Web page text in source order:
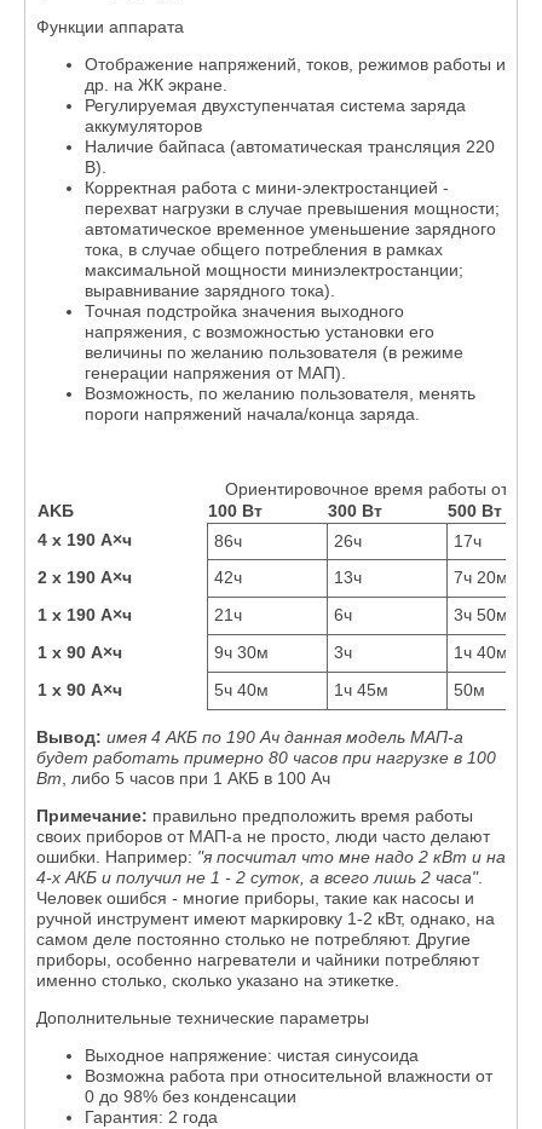
Функции аппарата
Отображение напряжений, токов, режимов работы и
др. на ЖК экране.
Регулируемая двухступенчатая система заряда
аккумуляторов
Наличие байпаса (автоматическая трансляция 220
В).
Корректная работа с мини-электростанцией -
перехват нагрузки в случае превышения мощности;
автоматическое временное уменьшение зарядного
тока, в случае общего потребления в рамках
максимальной мощности миниэлектростанции;
выравнивание зарядного тока).
Точная подстройка значения выходного
напряжения, с возможностью установки его
величины по желанию пользователя (в режиме
генерации напряжения от МАП).
Возможность, по желанию пользователя, менять
пороги напряжений начала/конца заряда.
Ориентировочное время работы от
AKБ
100 Вт 300 Вт
500 Вт
4 x 190 А×ч
86ч 26ч
17ч
2 x 190 А×ч
42ч 13ч
7ч 20м
1 x 190 А×ч
21ч 6ч
3ч 50м
1 x 90 А×ч
9ч 30м 3ч
1ч 40м
1 x 90 А×ч
5ч 40м 1ч 45м 50м
Вывод: имея 4 АКБ по 190 Ач данная модель МАП-а
будет работать примерно 80 часов при нагрузке в 100
Вт , либо 5 часов при 1 АКБ в 100 Ач
Примечание: правильно предположить время работы
своих приборов от МАП-а не просто, люди часто делают
ошибки. Например: "я посчитал что мне надо 2 кВт и на
4-х АКБ и получил не 1 - 2 суток, а всего лишь 2 часа".
Человек ошибся - многие приборы, такие как насосы и
ручной инструмент имеют маркировку 1-2 кВт, однако, на
самом деле постоянно столько не потребляют. Другие
приборы, особенно нагреватели и чайники потребляют
именно столько, сколько указано на этикетке.
Дополнительные технические параметры
Выходное напряжение: чистая синусоида
Возможна работа при относительной влажности от
0 до 98% без конденсации
Гарантия: 2 года